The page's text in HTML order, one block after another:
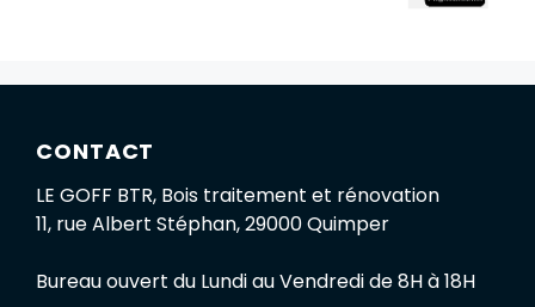
CONTACT
LE GOFF BTR, Bois traitement et rénovation
11, rue Albert Stéphan, 29000 Quimper
Bureau ouvert du Lundi au Vendredi de 8H à 18H